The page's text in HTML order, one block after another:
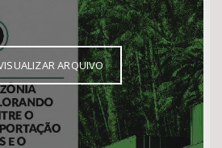
BUSCAR
ARQUIVO